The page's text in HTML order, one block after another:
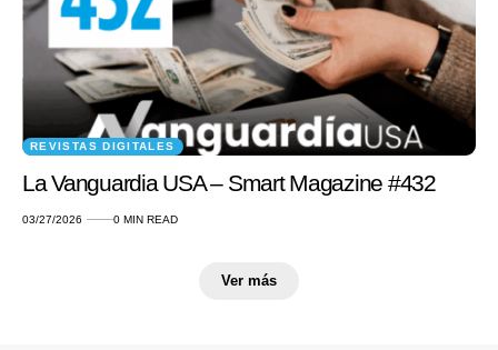
REVISTAS DIGITALES
La Vanguardia USA – Smart Magazine #432
03/27/2026 0 MIN READ
Ver más